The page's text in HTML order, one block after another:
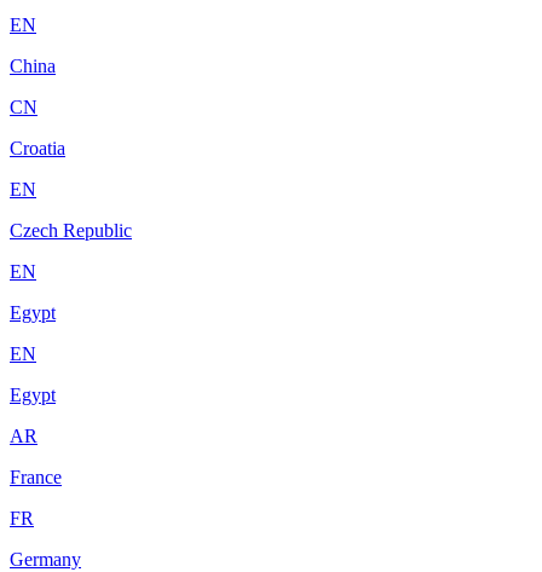
EN
China
CN
Croatia
EN
Czech Republic
EN
Egypt
EN
Egypt
AR
France
FR
Germany